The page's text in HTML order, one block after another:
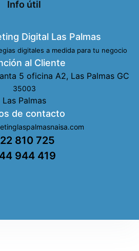
Info útil
Digital Las Palmas
digitales a medida para tu negocio
al Cliente
5 oficina A2, Las Palmas GC
35003
Las Palmas
de contacto
810 725
944 419